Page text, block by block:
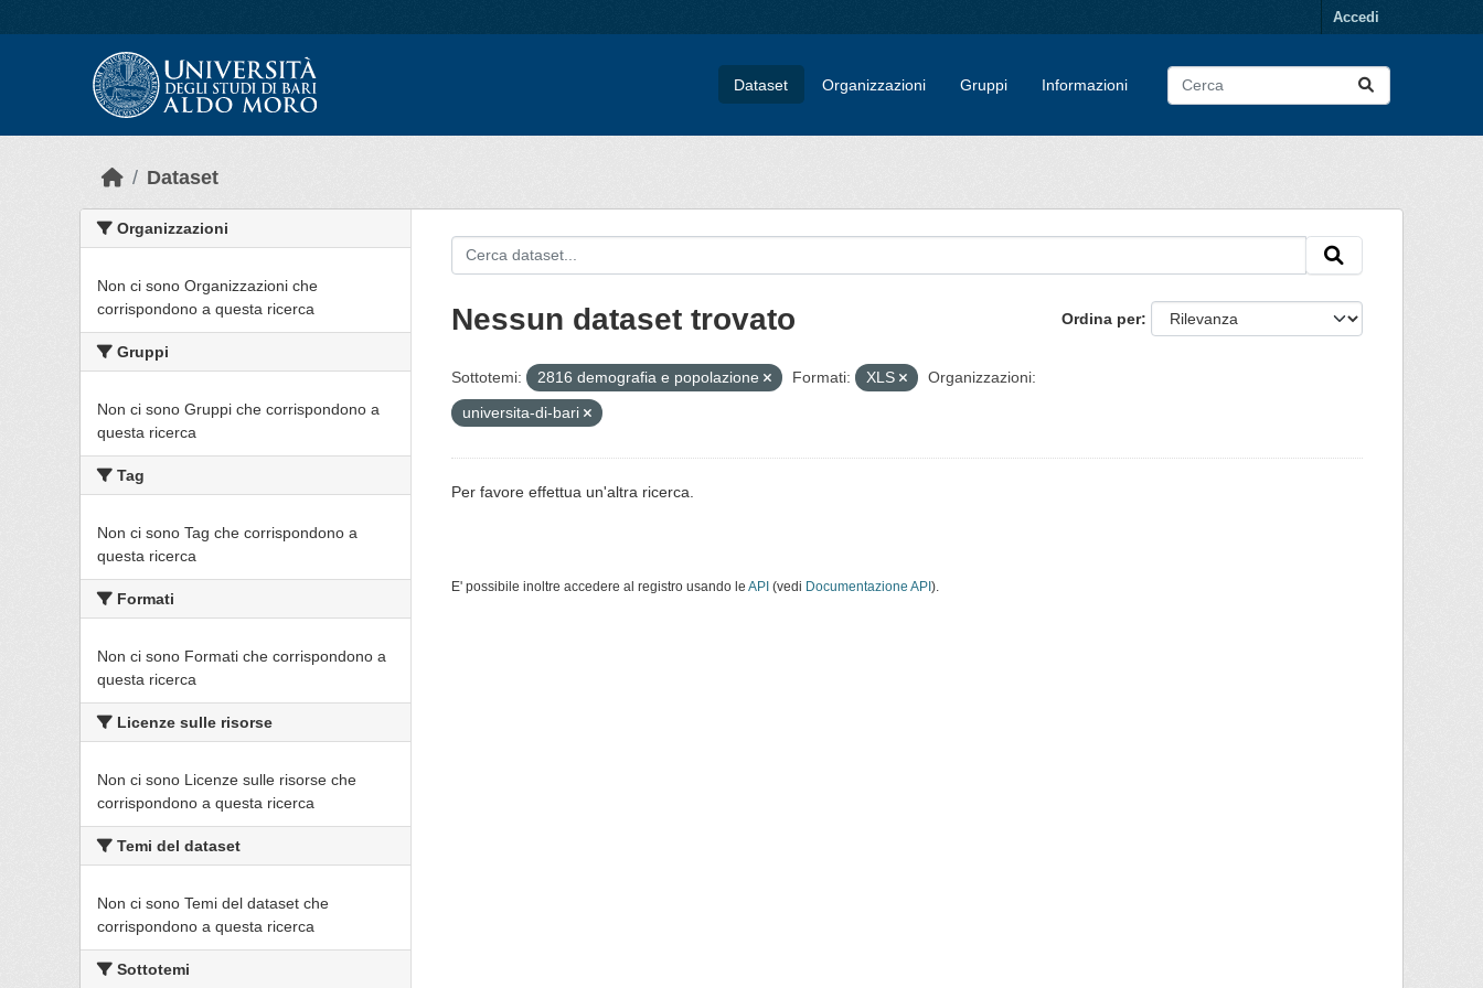
Accedi
Dataset Organizzazioni Gruppi Informazioni
Dataset
Organizzazioni
Non ci sono Organizzazioni che
corrispondono a questa ricerca
Gruppi
Non ci sono Gruppi che corrispondono a
questa ricerca
Tag
Non ci sono Tag che corrispondono a
questa ricerca
Formati
Non ci sono Formati che corrispondono a
questa ricerca
Licenze sulle risorse
Non ci sono Licenze sulle risorse che
corrispondono a questa ricerca
Temi del dataset
Non ci sono Temi del dataset che
corrispondono a questa ricerca
Sottotemi
Ordina per
Nessun dataset trovato
Sottotemi: 2816 demografia e popolazione Formati: XLS
Organizzazioni:
universita-di-bari
Per favore effettua un'altra ricerca.
E' possibile inoltre accedere al registro usando le API (vedi Documentazione API ).